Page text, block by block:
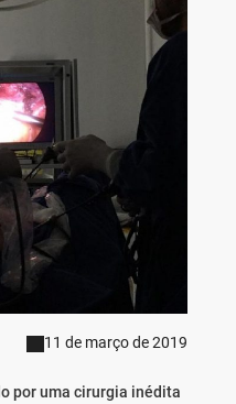
11 de março de 2019
por uma cirurgia inédita